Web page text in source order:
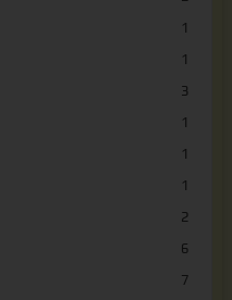
1
1
3
1
1
1
2
6
7